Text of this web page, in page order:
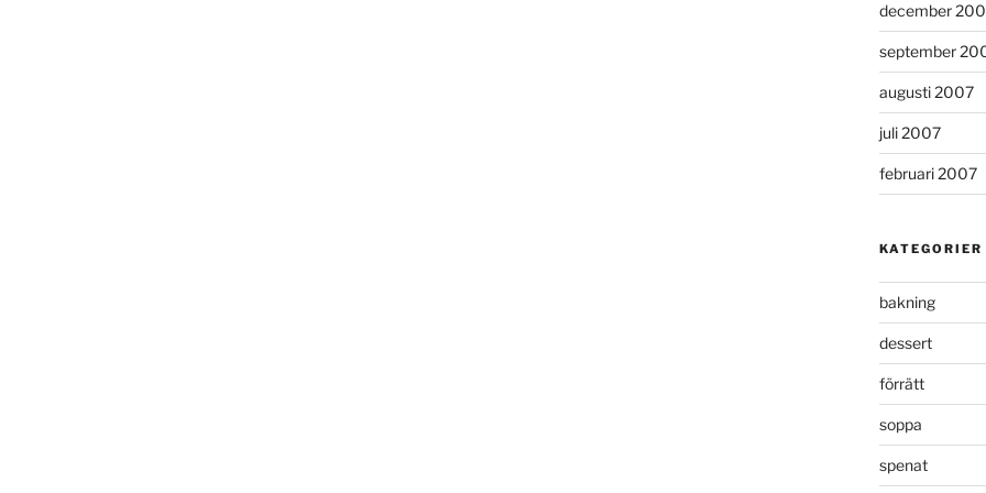
december
september
augusti 2007
juli 2007
februari 2007
KATEGORIER
bakning
dessert
förrätt
soppa
spenat